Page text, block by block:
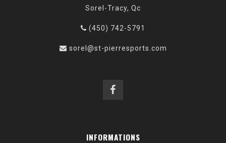
Sorel-Tracy, Qc
(450) 742-5791
sorel@st-pierresports.com
INFORMATIONS